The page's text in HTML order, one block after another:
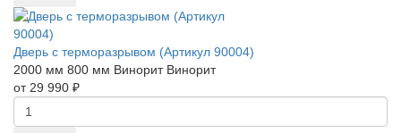
Дверь с терморазрывом (Артикул 90004)
2000 мм 800 мм Винорит Винорит
от 29 990 ₽